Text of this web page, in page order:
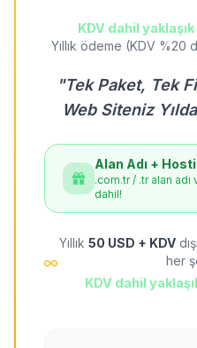
KDV dahil yaklaşık
Yıllık ödeme (KDV %20
"Tek Paket, Tek
Web Siteniz
Alan Adı +
.com.tr / .tr alan adı
dahil!
Yıllık 50 USD + KDV
her
KDV dahil